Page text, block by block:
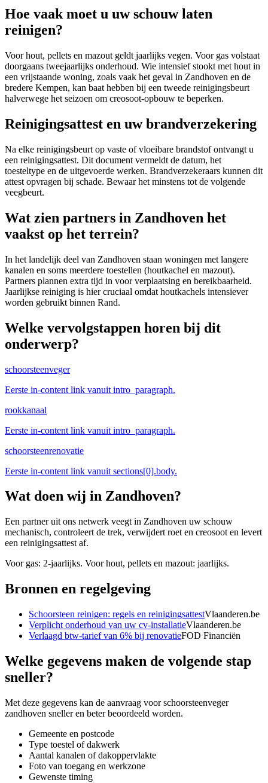
Hoe vaak moet u uw schouw laten
reinigen?
Voor hout, pellets en mazout geldt jaarlijks vegen. Voor gas volstaat
doorgaans tweejaarlijks onderhoud. Wie intensief stookt met hout in
een vrijstaande woning, zoals vaak het geval in Zandhoven en de
bredere Kempen, kan baat hebben bij een tweede reinigingsbeurt
halverwege het seizoen om creosoot-opbouw te beperken.
Reinigingsattest en uw brandverzekering
Na elke reinigingsbeurt op vaste of vloeibare brandstof ontvangt u
een reinigingsattest. Dit document vermeldt de datum, het
toesteltype en de uitgevoerde werken. Brandverzekeraars kunnen dit
attest opvragen bij schade. Bewaar het minstens tot de volgende
veegbeurt.
Wat zien partners in Zandhoven het
vaakst op het terrein?
In het landelijk deel van Zandhoven staan woningen met langere
kanalen en soms meerdere toestellen (houtkachel en mazout).
Partners plannen extra tijd in voor verplaatsing en bereikbaarheid.
Jaarlijkse reiniging is hier cruciaal omdat houtkachels intensiever
worden gebruikt binnen Rand.
Welke vervolgstappen horen bij dit
onderwerp?
schoorsteenveger
Eerste in-content link vanuit intro_paragraph.
rookkanaal
Eerste in-content link vanuit intro_paragraph.
schoorsteenrenovatie
Eerste in-content link vanuit sections[0].body.
Wat doen wij in Zandhoven?
Een partner uit ons netwerk veegt in Zandhoven uw schouw
mechanisch, controleert de trek, verwijdert roet en creosoot en levert
een reinigingsattest af.
Voor gas: 2-jaarlijks. Voor hout, pellets en mazout: jaarlijks.
Bronnen en regelgeving
Schoorsteen reinigen: regels en reinigingsattestVlaanderen.be
Verplicht onderhoud van uw cv-installatieVlaanderen.be
Verlaagd btw-tarief van 6% bij renovatieFOD Financiën
Welke gegevens maken de volgende stap
sneller?
Met deze gegevens kan de aanvraag voorschoorsteenveger
zandhoven sneller en beter beoordeeld worden.
Gemeente en postcode
Type toestel of dakwerk
Aantal kanalen of dakoppervlakte
Foto van toegang en werkzone
Gewenste timing